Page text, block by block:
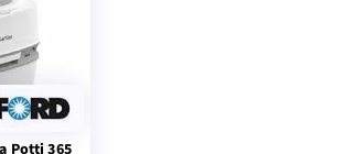
Potti 365